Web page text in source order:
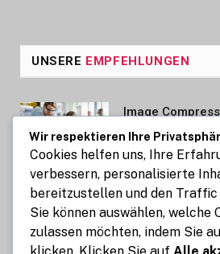
UNSERE EMPFEHLUNGEN
Image
Size Without
AUGUST 6, 2026
Auto mit Fahrer
und wichtige
AUGUST 6, 2026
Wir respektieren Ihre
Cookies helfen uns, Ihre
verbessern, personalisierte
bereitzustellen und den Traffic
Sie können auswählen, welche
zulassen möchten, indem Sie